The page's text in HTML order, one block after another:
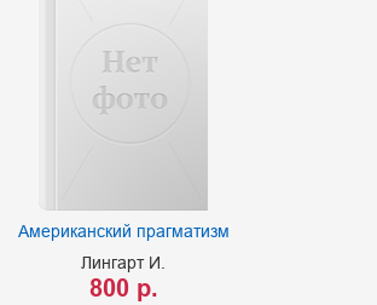
Американский прагматизм
Лингарт И.
800 р.